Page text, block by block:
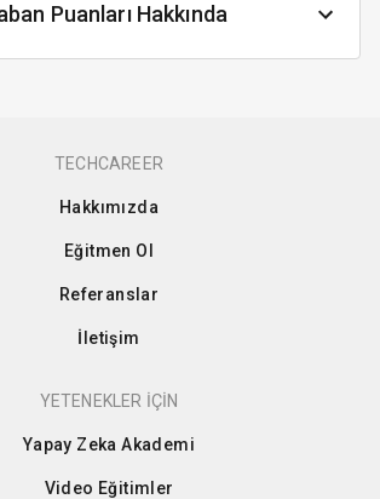
Puanları Hakkında
TECHCAREER
Hakkımızda
Eğitmen Ol
Referanslar
İletişim
YETENEKLER İÇİN
Yapay Zeka Akademi
Video Eğitimler